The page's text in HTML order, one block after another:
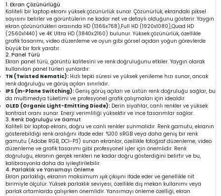
1. Ekran Çözünürlüğü
Kaliteli bir laptop ekranı yüksek çözünürlük sunar. Çözünürlük, ekrandaki piksel
sayısını belirler ve görüntülerin ne kadar net ve detaylı olduğunu gösterir. Yaygın
ekran çözünürlükleri arasında HD (1366x768),Full HD (1920x1080),Quad HD
(2560x1440) ve 4K Ultra HD (3840x2160) bulunur. Yüksek çözünürlük, özellikle
grafik tasarımı, video düzenleme ve oyun gibi görsel açıdan yoğun görevlerde
büyük bir fark yaratır.
2. Panel Türü
Ekran panel türü, görüntü kalitesini ve renk doğruluğunu etkiler. Yaygın olarak
kullanılan panel türleri şunlardır:
TN (Twisted Nematic): Hızlı tepki süresi ve yüksek yenileme hızı sunar, ancak
renk doğruluğu ve görüş açıları sınırlıdır.
IPS (In-Plane Switching): Geniş görüş açıları ve üstün renk doğruluğu sağlar, bu
da multimedya tüketimi ve profesyonel grafik çalışmaları için idealdir.
OLED (Organic Light-Emitting Diode): Derin siyahlar, canlı renkler ve yüksek
kontrast oranı sunar. Enerji verimliliği yüksektir ve ince tasarımlar sağlar.
3. Renk Doğruluğu ve Gamut
Kaliteli bir laptop ekranı, doğru ve canlı renkler sunmalıdır. Renk gamutu, ekranın
gösterebildiği renk aralığını ifade eder. %100 sRGB veya daha geniş bir renk
gamutu (Adobe RGB, DCI-P3) sunan ekranlar, özellikle fotoğraf düzenleme, video
düzenleme ve grafik tasarımı gibi profesyonel işler için önemlidir. Renk
doğruluğu, ekranın gerçek renkleri ne kadar doğru gösterdiğini belirtir ve bu,
kalibrasyonla daha da iyileştirilebilir.
4. Parlaklık ve Yansımayı Önleme
Ekran parlaklığı, ekranın maksimum ışık çıkışını ifade eder ve genellikle nit
birimiyle ölçülür. Yüksek parlaklık seviyesi, özellikle dış mekan kullanımı veya
parlak ortamlarda çalışırken önemlidir. Yansımayı önleme özelliği, ekran